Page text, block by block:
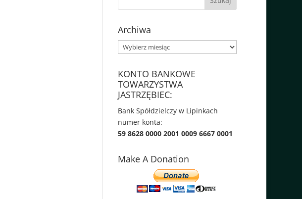
Archiwa
Archiwa
KONTO BANKOWE
TOWARZYSTWA
JASTRZĘBIEC:
Bank Spółdzielczy w Lipinkach
numer konta:
59 8628 0000 2001 0009 6667 0001
Make A Donation